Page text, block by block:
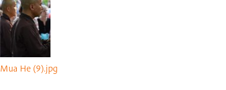
Mua He (9).jpg